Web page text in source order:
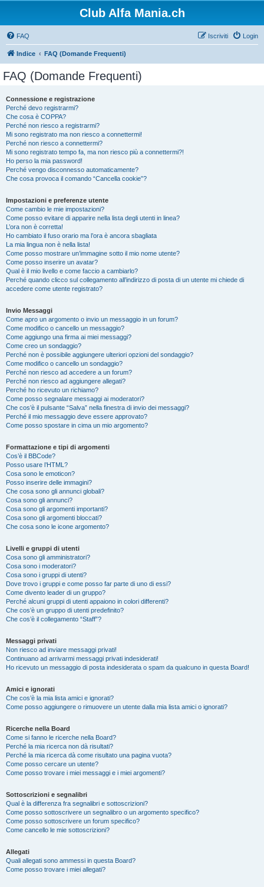
Club Alfa Mania.ch
FAQ Login
Iscriviti
Indice FAQ (Domande Frequenti)
FAQ (Domande Frequenti)
Connessione e registrazione
Perché devo registrarmi?
Che cosa è COPPA?
Perché non riesco a registrarmi?
Mi sono registrato ma non riesco a connettermi!
Perché non riesco a connettermi?
Mi sono registrato tempo fa, ma non riesco più a connettermi?!
Ho perso la mia password!
Perché vengo disconnesso automaticamente?
Che cosa provoca il comando “Cancella cookie”?
Impostazioni e preferenze utente
Come cambio le mie impostazioni?
Come posso evitare di apparire nella lista degli utenti in linea?
L’ora non è corretta!
Ho cambiato il fuso orario ma l’ora è ancora sbagliata
La mia lingua non è nella lista!
Come posso mostrare un’immagine sotto il mio nome utente?
Come posso inserire un avatar?
Qual è il mio livello e come faccio a cambiarlo?
Perché quando clicco sul collegamento all’indirizzo di posta di un utente mi chiede di
accedere come utente registrato?
Invio Messaggi
Come apro un argomento o invio un messaggio in un forum?
Come modifico o cancello un messaggio?
Come aggiungo una firma ai miei messaggi?
Come creo un sondaggio?
Perché non è possibile aggiungere ulteriori opzioni del sondaggio?
Come modifico o cancello un sondaggio?
Perché non riesco ad accedere a un forum?
Perché non riesco ad aggiungere allegati?
Perché ho ricevuto un richiamo?
Come posso segnalare messaggi ai moderatori?
Che cos’è il pulsante “Salva” nella finestra di invio dei messaggi?
Perché il mio messaggio deve essere approvato?
Come posso spostare in cima un mio argomento?
Formattazione e tipi di argomenti
Cos’è il BBCode?
Posso usare l’HTML?
Cosa sono le emoticon?
Posso inserire delle immagini?
Che cosa sono gli annunci globali?
Cosa sono gli annunci?
Cosa sono gli argomenti importanti?
Cosa sono gli argomenti bloccati?
Che cosa sono le icone argomento?
Livelli e gruppi di utenti
Cosa sono gli amministratori?
Cosa sono i moderatori?
Cosa sono i gruppi di utenti?
Dove trovo i gruppi e come posso far parte di uno di essi?
Come divento leader di un gruppo?
Perché alcuni gruppi di utenti appaiono in colori differenti?
Che cos’è un gruppo di utenti predefinito?
Che cos’è il collegamento “Staff”?
Messaggi privati
Non riesco ad inviare messaggi privati!
Continuano ad arrivarmi messaggi privati indesiderati!
Ho ricevuto un messaggio di posta indesiderata o spam da qualcuno in questa Board!
Amici e ignorati
Che cos’è la mia lista amici e ignorati?
Come posso aggiungere o rimuovere un utente dalla mia lista amici o ignorati?
Ricerche nella Board
Come si fanno le ricerche nella Board?
Perché la mia ricerca non dà risultati?
Perché la mia ricerca dà come risultato una pagina vuota?
Come posso cercare un utente?
Come posso trovare i miei messaggi e i miei argomenti?
Sottoscrizioni e segnalibri
Qual è la differenza fra segnalibri e sottoscrizioni?
Come posso sottoscrivere un segnalibro o un argomento specifico?
Come posso sottoscrivere un forum specifico?
Come cancello le mie sottoscrizioni?
Allegati
Quali allegati sono ammessi in questa Board?
Come posso trovare i miei allegati?